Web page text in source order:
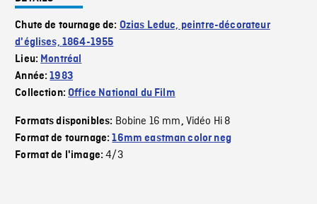
Chute de tournage de: Ozias Leduc, peintre-décorateur
d'églises, 1864-1955
Lieu: Montréal
Année:1983
Collection:Office National du Film
Formats disponibles: Bobine 16 mm, Vidéo Hi 8
Format de tournage:16mm eastman color neg
Format de l'image:4/3